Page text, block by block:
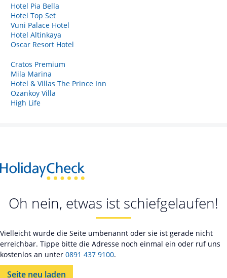
Hotel Pia Bella
Hotel Top Set
Vuni Palace Hotel
Hotel Altinkaya
Oscar Resort Hotel
Cratos Premium
Mila Marina
Hotel & Villas The Prince Inn
Ozankoy Villa
High Life
Oh nein, etwas ist schiefgelaufen!
Vielleicht wurde die Seite umbenannt oder sie ist gerade nicht
erreichbar. Tippe bitte die Adresse noch einmal ein oder ruf uns
kostenlos an unter 0891 437 9100.
Seite neu laden